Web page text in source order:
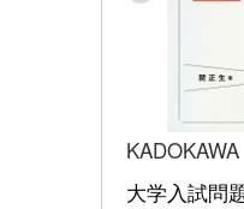
KADOKAWA
大学入試問